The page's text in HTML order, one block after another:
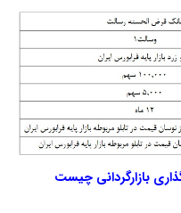
بازارگردانی چیست